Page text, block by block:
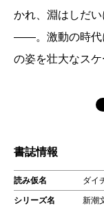
かれ、淵はしだ
――。激動の時代
の姿を壮大なスケ
書誌情報
読み仮名 ダイ
シリーズ名 新潮